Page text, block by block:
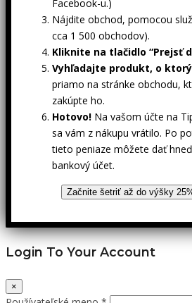
Facebook-u.)
Nájdite obchod, pomocou
cca 1 500 obchodov).
Kliknite na tlačidlo “Prejsť
Vyhľadajte produkt, o
priamo na stránke obchodu,
zakúpte ho.
Hotovo! Na vašom účte na
sa vám z nákupu vrátilo. Po
tieto peniaze môžete dať
bankový účet.
Začnite šetriť až do výšky
Login To Your Account
×